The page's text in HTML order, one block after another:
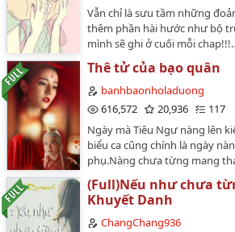
Moment 21
Moment 22
Moment 23
Moment 24
Moment 25
Moment 26
Moment 27
Moment 28
https://m.shubaow.net/2/
Vẫn chỉ là sưu tầm những
thêm phần hài hước như bộ
mình sẽ ghi ở cuối mỗi
Thê tử của bạo quân
banhbaonholaduong
616,572
20,936
117
Ngày mà Tiêu Ngư nàng lên
biểu ca cũng chính là ngày
phụ.Nàng chưa từng mang
lâu thì đã có quân phản
Ngư thu dọn hành lí bỏ trốn
Tân Hoàng vừa soán ngôi kia
(Full)Nếu như chưa
Khuyết Danh
ChangChang936